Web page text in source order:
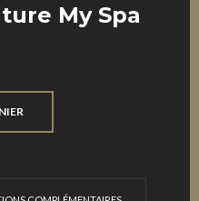
My Spa